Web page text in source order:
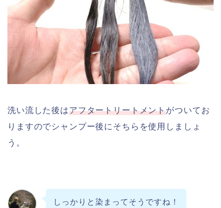
洗い流した後はアフタートリートメントがついてお
りますのでシャンプー後にそちらを使用しましょ
う。
しっかりと染まってそうですね！